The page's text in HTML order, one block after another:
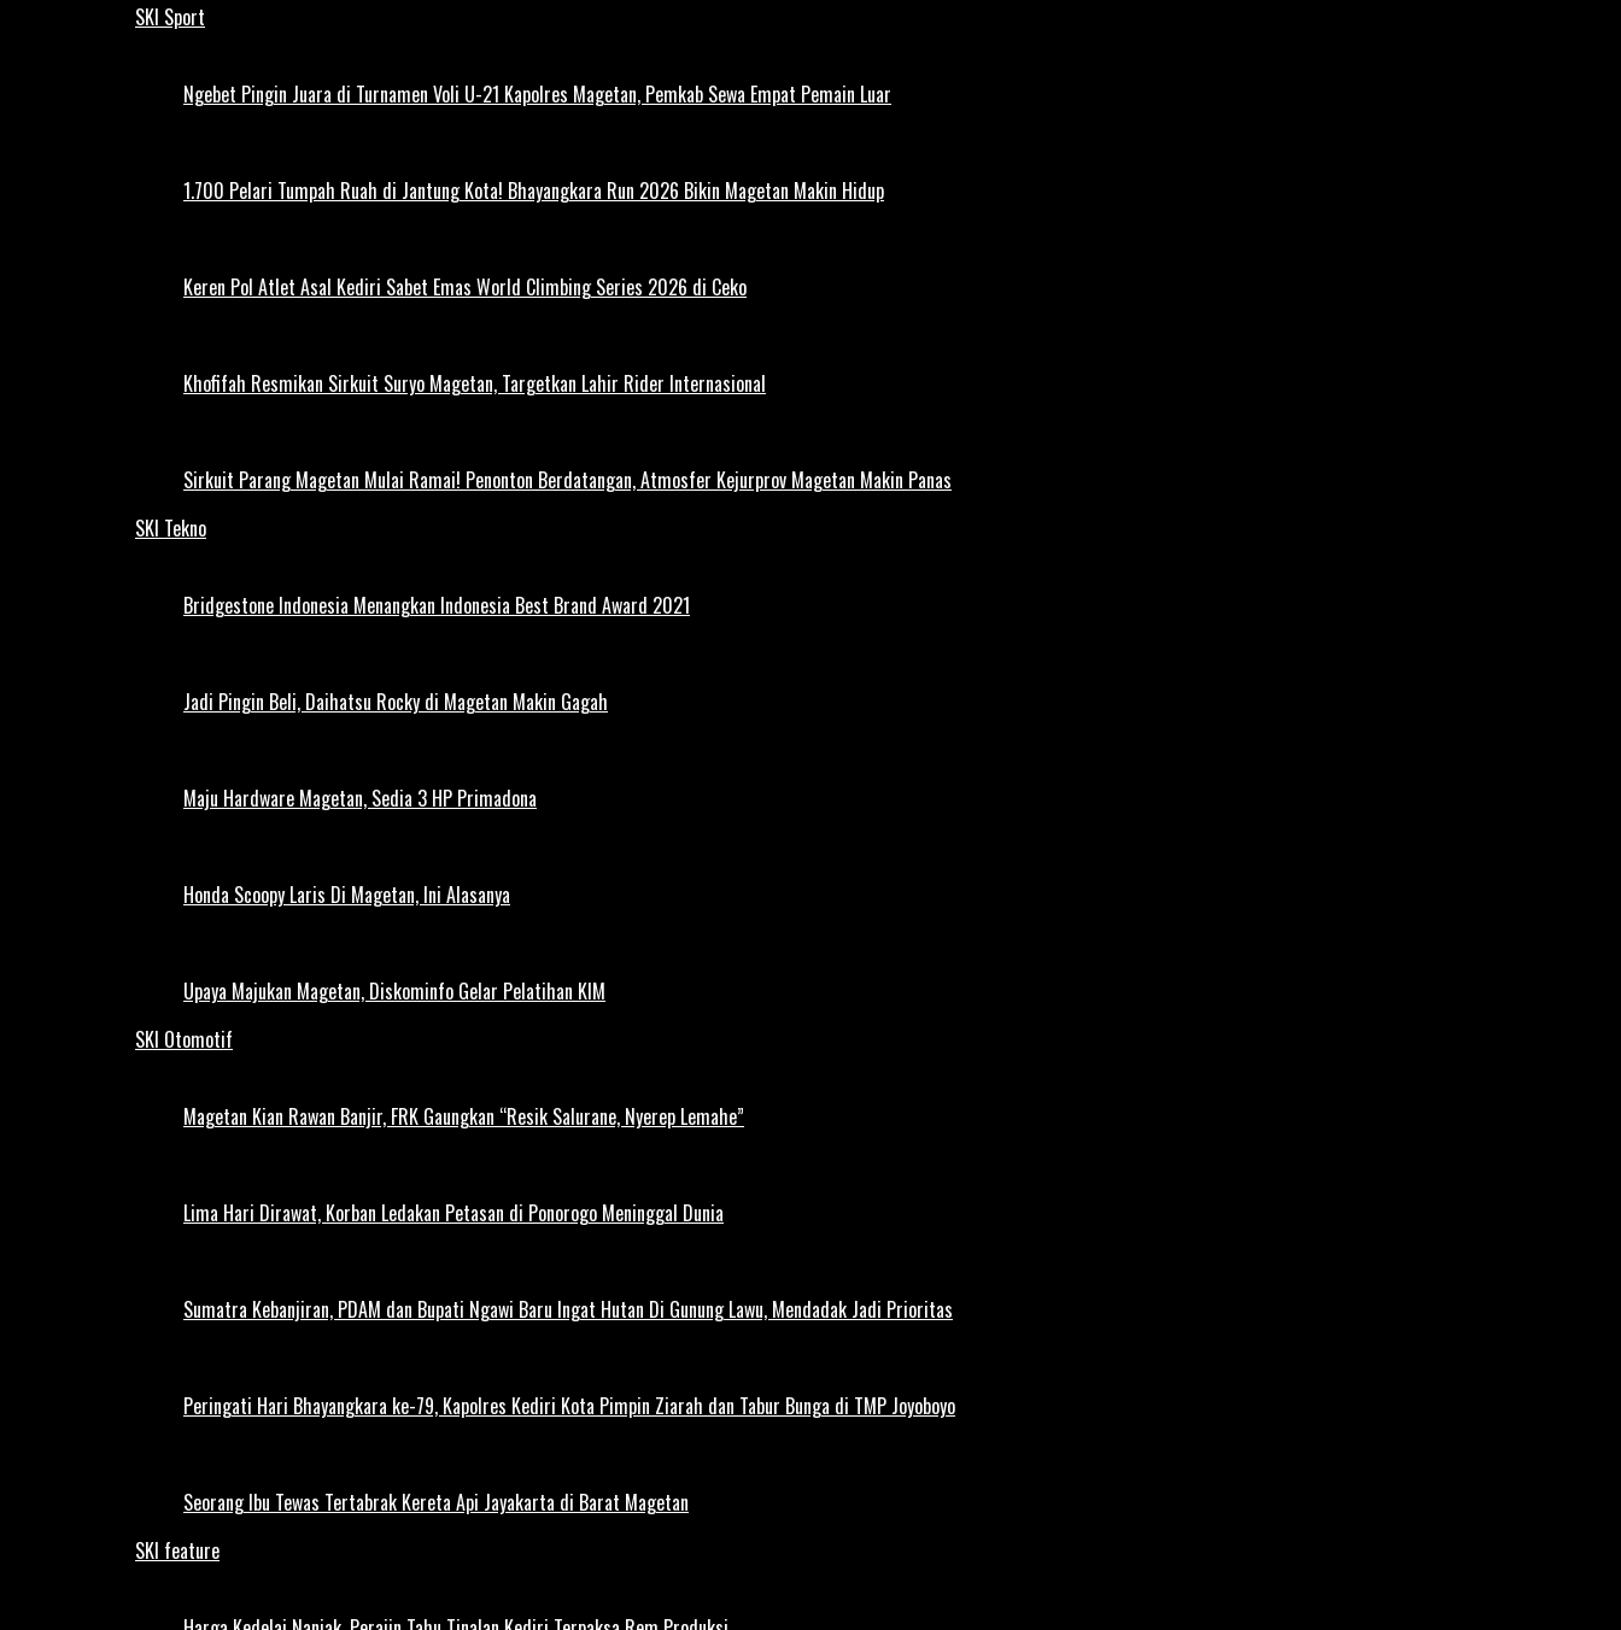
SKI Sport
Ngebet Pingin Juara di Turnamen Voli U-21 Kapolres Magetan, Pemkab Sewa Empat Pemain Luar
1.700 Pelari Tumpah Ruah di Jantung Kota! Bhayangkara Run 2026 Bikin Magetan Makin Hidup
Keren Pol Atlet Asal Kediri Sabet Emas World Climbing Series 2026 di Ceko
Khofifah Resmikan Sirkuit Suryo Magetan, Targetkan Lahir Rider Internasional
Sirkuit Parang Magetan Mulai Ramai! Penonton Berdatangan, Atmosfer Kejurprov Magetan Makin Panas
SKI Tekno
Bridgestone Indonesia Menangkan Indonesia Best Brand Award 2021
Jadi Pingin Beli, Daihatsu Rocky di Magetan Makin Gagah
Maju Hardware Magetan, Sedia 3 HP Primadona
Honda Scoopy Laris Di Magetan, Ini Alasanya
Upaya Majukan Magetan, Diskominfo Gelar Pelatihan KIM
SKI Otomotif
Magetan Kian Rawan Banjir, FRK Gaungkan “Resik Salurane, Nyerep Lemahe”
Lima Hari Dirawat, Korban Ledakan Petasan di Ponorogo Meninggal Dunia
Sumatra Kebanjiran, PDAM dan Bupati Ngawi Baru Ingat Hutan Di Gunung Lawu, Mendadak Jadi Prioritas
Peringati Hari Bhayangkara ke-79, Kapolres Kediri Kota Pimpin Ziarah dan Tabur Bunga di TMP Joyoboyo
Seorang Ibu Tewas Tertabrak Kereta Api Jayakarta di Barat Magetan
SKI feature